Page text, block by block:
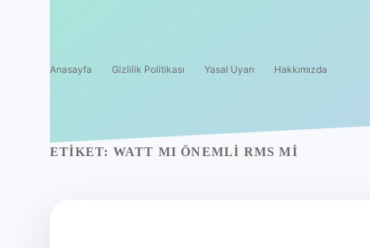
Anasayfa Gizlilik Politikası Yasal Uyarı Hakkımızda
ETIKET: WATT MI ÖNEMLI RMS MI